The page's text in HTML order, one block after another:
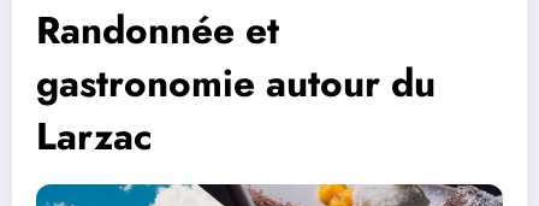
Randonnée et
gastronomie autour du
Larzac